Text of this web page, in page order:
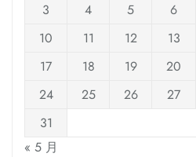
3
4 5 6
10
11 12 13
17
18 19 20
24
25 26 27
31
« 5 月